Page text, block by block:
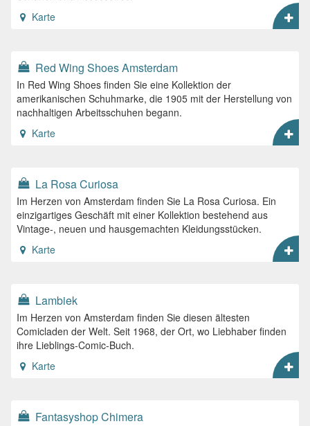
Karte
Red Wing Shoes Amsterdam
In Red Wing Shoes finden Sie eine Kollektion der
amerikanischen Schuhmarke, die 1905 mit der Herstellung von
nachhaltigen Arbeitsschuhen begann.
Karte
La Rosa Curiosa
Im Herzen von Amsterdam finden Sie La Rosa Curiosa. Ein
einzigartiges Geschäft mit einer Kollektion bestehend aus
Vintage-, neuen und hausgemachten Kleidungsstücken.
Karte
Lambiek
Im Herzen von Amsterdam finden Sie diesen ältesten
Comicladen der Welt. Seit 1968, der Ort, wo Liebhaber finden
ihre Lieblings-Comic-Buch.
Karte
Fantasyshop Chimera